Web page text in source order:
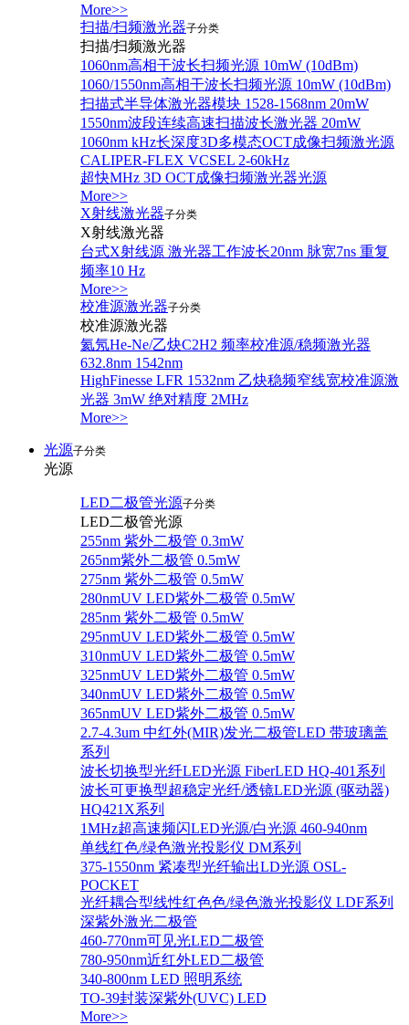
More>>
扫描/扫频激光器子分类
扫描/扫频激光器
1060nm高相干波长扫频光源 10mW (10dBm)
1060/1550nm高相干波长扫频光源 10mW (10dBm)
扫描式半导体激光器模块 1528-1568nm 20mW
1550nm波段连续高速扫描波长激光器 20mW
1060nm kHz长深度3D多模态OCT成像扫频激光源
CALIPER-FLEX VCSEL 2-60kHz
超快MHz 3D OCT成像扫频激光器光源
More>>
X射线激光器子分类
X射线激光器
台式X射线源 激光器工作波长20nm 脉宽7ns 重复
频率10 Hz
More>>
校准源激光器子分类
校准源激光器
氦氖He-Ne/乙炔C2H2 频率校准源/稳频激光器
632.8nm 1542nm
HighFinesse LFR 1532nm 乙炔稳频窄线宽校准源激
光器 3mW 绝对精度 2MHz
More>>
光源子分类
光源
LED二极管光源子分类
LED二极管光源
255nm 紫外二极管 0.3mW
265nm紫外二极管 0.5mW
275nm 紫外二极管 0.5mW
280nmUV LED紫外二极管 0.5mW
285nm 紫外二极管 0.5mW
295nmUV LED紫外二极管 0.5mW
310nmUV LED紫外二极管 0.5mW
325nmUV LED紫外二极管 0.5mW
340nmUV LED紫外二极管 0.5mW
365nmUV LED紫外二极管 0.5mW
2.7-4.3um 中红外(MIR)发光二极管LED 带玻璃盖
系列
波长切换型光纤LED光源 FiberLED HQ-401系列
波长可更换型超稳定光纤/透镜LED光源 (驱动器)
HQ421X系列
1MHz超高速频闪LED光源/白光源 460-940nm
单线红色/绿色激光投影仪 DM系列
375-1550nm 紧凑型光纤输出LD光源 OSL-
POCKET
光纤耦合型线性红色色/绿色激光投影仪 LDF系列
深紫外激光二极管
460-770nm可见光LED二极管
780-950nm近红外LED二极管
340-800nm LED 照明系统
TO-39封装深紫外(UVC) LED
More>>